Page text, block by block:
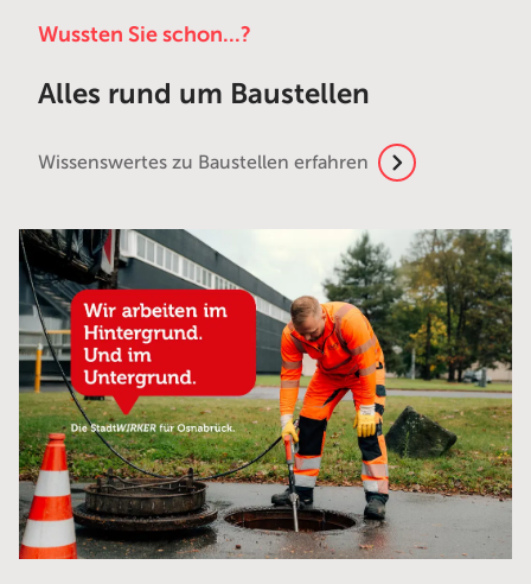
Wussten Sie schon...?
Alles rund um Baustellen
Wissenswertes zu Baustellen erfahren